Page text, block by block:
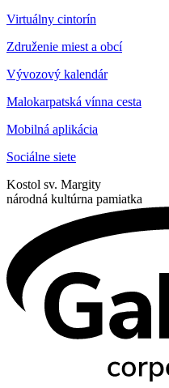
Virtuálny cintorín
Združenie miest a obcí
Vývozový kalendár
Malokarpatská vínna cesta
Mobilná aplikácia
Sociálne siete
Kostol sv. Margity
národná kultúrna pamiatka